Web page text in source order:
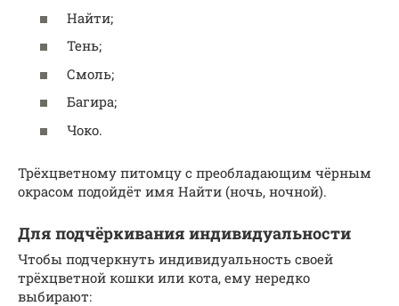
Найти;
Тень;
Смоль;
Багира;
Чоко.
Трёхцветному питомцу с преобладающим чёрным
окрасом подойдёт имя Найти (ночь, ночной).
Для подчёркивания индивидуальности
Чтобы подчеркнуть индивидуальность своей
трёхцветной кошки или кота, ему нередко
выбирают: